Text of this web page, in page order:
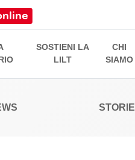
SOSTIENI LA
LILT
CHI
SIAMO
STORIE